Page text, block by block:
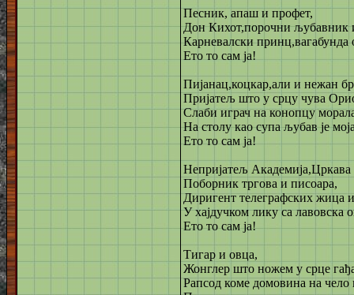
Песник, апаш и профет,
Дон Кихот,порочни љубавник
Карневалски принц,вагабунда
Ето то сам ја!
Пијанац,коцкар,али и нежан
Пријатељ што у срцу чува
Слаби играч на конопцу
На столу као супа љубав је
Ето то сам ја!
Непријатељ Академија,Цркава
Поборник тргова и писоара,
Диригент телеграфских жица
У хајдучком лику са лавовска
Ето то сам ја!
Тигар и овца,
Жонглер што ножем у срце
Рапсод коме домовина на чело